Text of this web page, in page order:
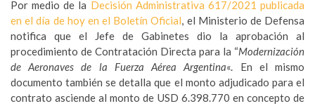
Por medio de la Decisión Administrativa 617/2021 publicada
en el día de hoy en el Boletín Oficial, el Ministerio de Defensa
notifica que el Jefe de Gabinetes dio la aprobación al
procedimiento de Contratación Directa para la “Modernización
de Aeronaves de la Fuerza Aérea Argentina«. En el mismo
documento también se detalla que el monto adjudicado para el
contrato asciende al monto de USD 6.398.770 en concepto de